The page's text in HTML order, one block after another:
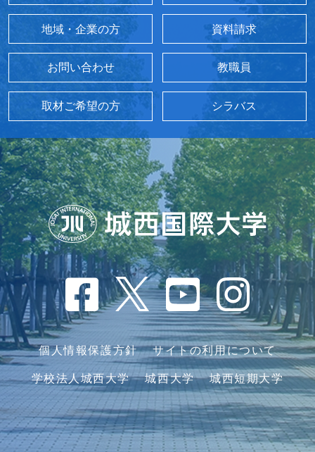
地域・企業の方 資料請求
お問い合わせ 教職員
取材ご希望の方 シラバス
個人情報保護方針 サイトの利用について
学校法人城西大学 城西大学 城西短期大学